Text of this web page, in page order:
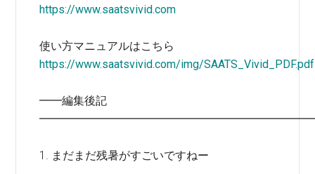
https://www.saatsvivid.com
使い方マニュアルはこちら
https://www.saatsvivid.com/img/SAATS_Vivid_PDF.pdf
━━編集後記
1. まだまだ残暑がすごいですねー